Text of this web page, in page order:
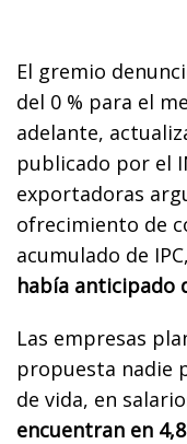
El gremio
del 0 % para el
adelante,
publicado por el
exportadoras
ofrecimiento de
acumulado de IPC,
había anticipado
Las empresas
propuesta nadie
de vida, en
encuentran en